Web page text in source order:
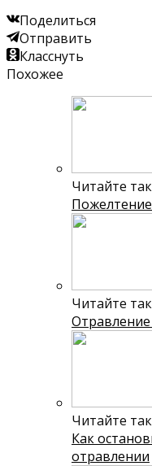
Поделиться
Отправить
Класснуть
Похожее
Читайте
Пожелтение
Читайте
Читайте
Как
отравлении